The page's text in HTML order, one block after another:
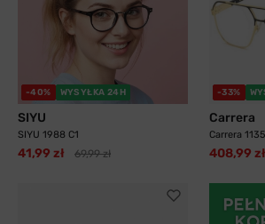
-40% WYSYŁKA 24H
SIYU
SIYU 1988 C1
41,99 zł 69,99 zł
-33%
Carrera
Carrera
408,99 zł